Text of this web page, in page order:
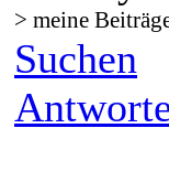
> meine
Suchen